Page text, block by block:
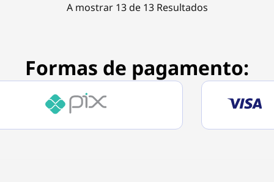
A mostrar 13 de 13 Resultados
Formas de pagamento: